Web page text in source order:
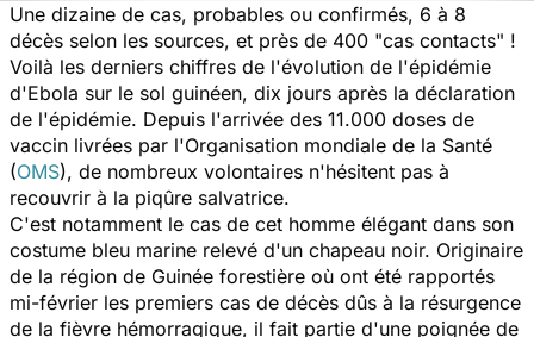
Une dizaine de cas, probables ou confirmés, 6 à 8
décès selon les sources, et près de 400 "cas contacts" !
Voilà les derniers chiffres de l'évolution de l'épidémie
d'Ebola sur le sol guinéen, dix jours après la déclaration
de l'épidémie. Depuis l'arrivée des 11.000 doses de
vaccin livrées par l'Organisation mondiale de la Santé
(OMS), de nombreux volontaires n'hésitent pas à
recouvrir à la piqûre salvatrice.
C'est notamment le cas de cet homme élégant dans son
costume bleu marine relevé d'un chapeau noir. Originaire
de la région de Guinée forestière où ont été rapportés
mi-février les premiers cas de décès dûs à la résurgence
de la fièvre hémorragique, il fait partie d'une poignée de